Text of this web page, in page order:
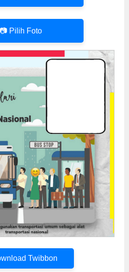
📷 Pilih Foto
Twibbon